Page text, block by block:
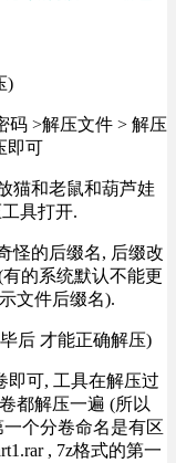
)
码 >解压文件 > 解压
即可
猫和老鼠和葫芦娃
具打开.
怪的后缀名, 后缀改
的系统默认不能更
文件后缀名).
后 才能正确解压)
即可, 工具在解压过
都解压一遍 (所以
个分卷命名是有区
, 7z格式的第一